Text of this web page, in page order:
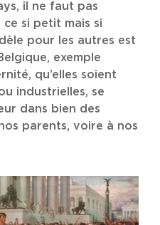
il ne faut pas
ce si petit mais si
pour les autres est
exemple
qu’elles soient
industrielles, se
dans bien des
parents, voire à nos